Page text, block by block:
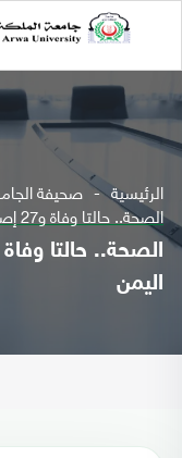
الرئيسية صحيفة
الصحة.. حالتا وفاة و27 إصابة جديدة بكورونا في اليمن
اليمن